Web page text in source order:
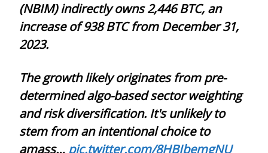
(NBIM) indirectly owns 2,446 BTC, an
increase of 938 BTC from December 31,
2023.
The growth likely originates from pre-
determined algo-based sector weighting
and risk diversification. It's unlikely to
stem from an intentional choice to
amass… pic.twitter.com/8HBIbemgNU